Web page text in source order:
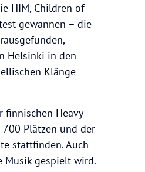
HIM, Children of
gewannen – die
Helsinki in den
Klänge
finnischen Heavy
Plätzen und der
stattfinden. Auch
Musik gespielt wird.